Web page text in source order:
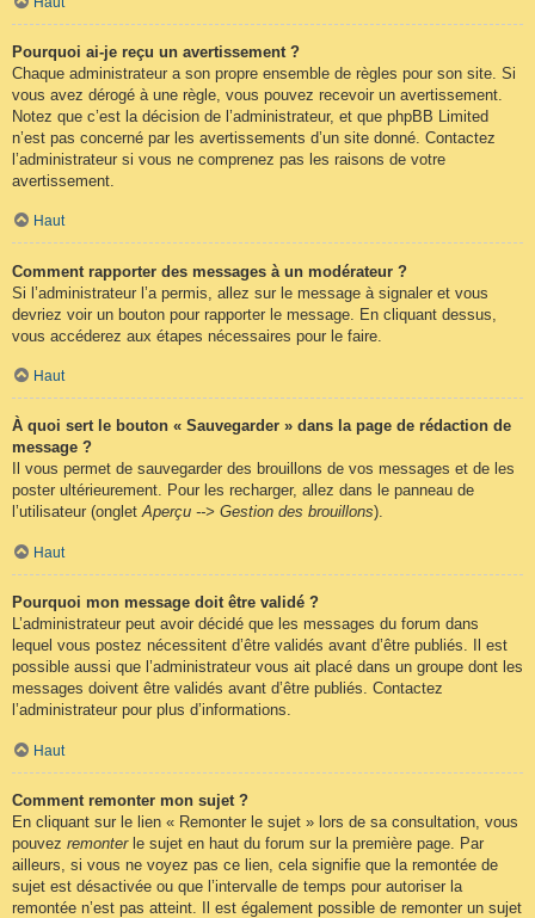
Pourquoi ai-je reçu un avertissement ?
Chaque administrateur a son propre ensemble de règles pour son site. Si
vous avez dérogé à une règle, vous pouvez recevoir un avertissement.
Notez que c’est la décision de l’administrateur, et que phpBB Limited
n’est pas concerné par les avertissements d’un site donné. Contactez
l’administrateur si vous ne comprenez pas les raisons de votre
avertissement.
Haut
Comment rapporter des messages à un modérateur ?
Si l’administrateur l’a permis, allez sur le message à signaler et vous
devriez voir un bouton pour rapporter le message. En cliquant dessus,
vous accéderez aux étapes nécessaires pour le faire.
Haut
À quoi sert le bouton « Sauvegarder » dans la page de rédaction de
message ?
Il vous permet de sauvegarder des brouillons de vos messages et de les
poster ultérieurement. Pour les recharger, allez dans le panneau de
l’utilisateur (ongletAperçu --> Gestion des brouillons).
Haut
Pourquoi mon message doit être validé ?
L’administrateur peut avoir décidé que les messages du forum dans
lequel vous postez nécessitent d’être validés avant d’être publiés. Il est
possible aussi que l’administrateur vous ait placé dans un groupe dont les
messages doivent être validés avant d’être publiés. Contactez
l’administrateur pour plus d’informations.
Haut
Comment remonter mon sujet ?
En cliquant sur le lien « Remonter le sujet » lors de sa consultation, vous
pouvez remonterle sujet en haut du forum sur la première page. Par
ailleurs, si vous ne voyez pas ce lien, cela signifie que la remontée de
sujet est désactivée ou que l’intervalle de temps pour autoriser la
remontée n’est pas atteint. Il est également possible de remonter un sujet